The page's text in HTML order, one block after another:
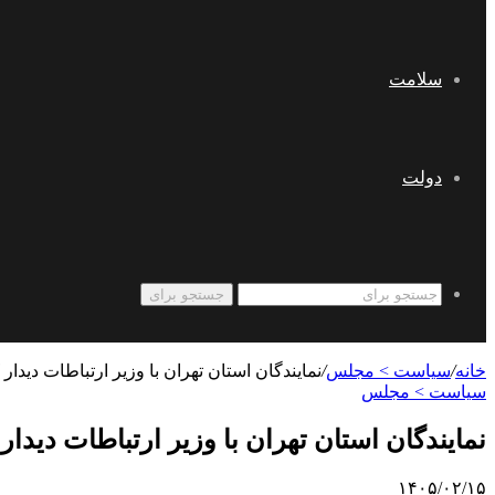
سلامت
دولت
جستجو برای
خانه/سیاست > مجلس/نمایندگان استان تهران با وزیر ارتباطات دیدار
سیاست > مجلس
نمایندگان استان تهران با وزیر ارتباطات
۱۴۰۵/۰۲/۱۵